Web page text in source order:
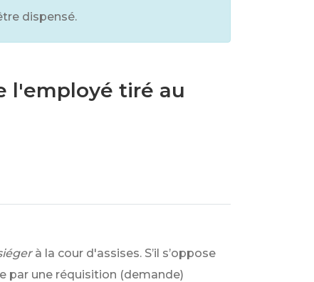
dispensé.
l'employé tiré au
à la cour d'assises. S’il s’oppose
par une réquisition (demande)